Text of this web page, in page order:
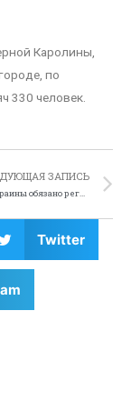
Каролины,
по
330 человек.
ЗАПИСЬ
Правительство Украины обязано регулярно менять форму
Twitter